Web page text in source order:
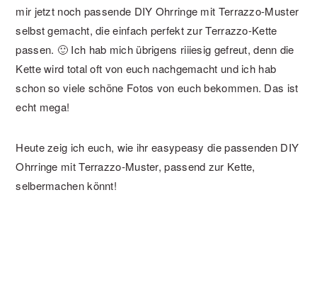
mir jetzt noch passende DIY Ohrringe mit Terrazzo-Muster
selbst gemacht, die einfach perfekt zur Terrazzo-Kette
passen. 🙂 Ich hab mich übrigens riiiesig gefreut, denn die
Kette wird total oft von euch nachgemacht und ich hab
schon so viele schöne Fotos von euch bekommen. Das ist
echt mega!
Heute zeig ich euch, wie ihr easypeasy die passenden DIY
Ohrringe mit Terrazzo-Muster, passend zur Kette,
selbermachen könnt!